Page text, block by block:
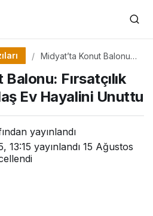
Midyat’ta Konut Balonu:
Vatandaş Ev Hayalini
UnuttuFırsatçılık
Ev Hayalini Unuttu
yayınlandı
13:15 yayınlandı 15 Ağustos